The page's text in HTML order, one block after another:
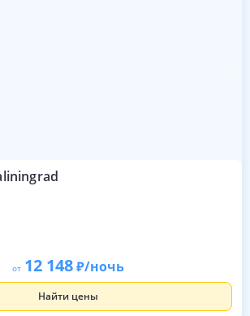
от 12 148 /ночь
Найти цены